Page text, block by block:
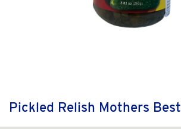
Pickled Relish Mothers